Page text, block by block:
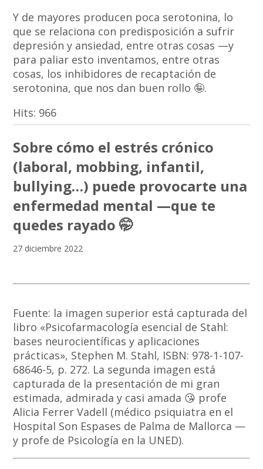
Y de mayores producen poca serotonina, lo
que se relaciona con predisposición a sufrir
depresión y ansiedad, entre otras cosas —y
para paliar esto inventamos, entre otras
cosas, los inhibidores de recaptación de
serotonina, que nos dan buen rollo 🤪.
Hits: 966
Sobre cómo el estrés crónico
(laboral, mobbing, infantil,
bullying…) puede provocarte una
enfermedad mental —que te
quedes rayado 🤭
27 diciembre 2022
Fuente: la imagen superior está capturada del
libro «Psicofarmacología esencial de Stahl:
bases neurocientíficas y aplicaciones
prácticas», Stephen M. Stahl, ISBN: 978-1-107-
68646-5, p. 272. La segunda imagen está
capturada de la presentación de mi gran
estimada, admirada y casi amada 😘 profe
Alicia Ferrer Vadell (médico psiquiatra en el
Hospital Son Espases de Palma de Mallorca —
y profe de Psicología en la UNED).